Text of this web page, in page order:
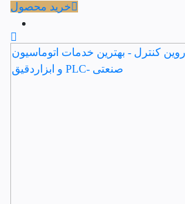
خرید محصول